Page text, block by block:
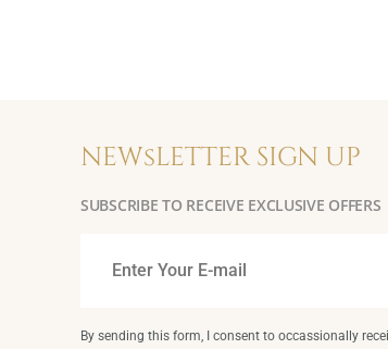
NEWsLETTER SIGN UP
SUBSCRIBE TO RECEIVE EXCLUSIVE OFFERS
By sending this form, I consent to occassionally